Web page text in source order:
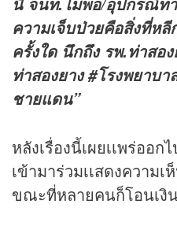
ความเจ็บป่วยคือสิ่งที่ห
ครั้งใด นึกถึง รพ.ท่าสอ
ท่าสองยาง #โรงพยาบ
ชายแดน”
หลังเรื่องนี้เผยเเพร่ออ
เข้ามาร่วมเเสดงความ
ขณะที่หลายคนก็โอนเงิ